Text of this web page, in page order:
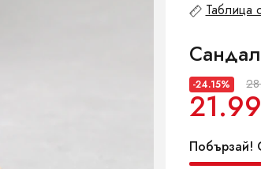
Таблица
-24.15%
Побързай!